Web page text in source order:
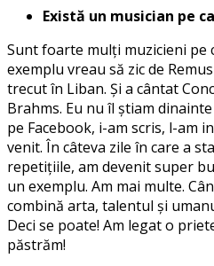
Există un musician pe
Sunt foarte mulți muzicieni pe
exemplu vreau să zic de
trecut în Liban. Și a cântat
Brahms. Eu nu îl știam
pe Facebook, i-am scris, l-am
venit. În câteva zile în care a
repetițiile, am devenit super
un exemplu. Am mai multe.
combină arta, talentul și
Deci se poate! Am legat o
păstrăm!